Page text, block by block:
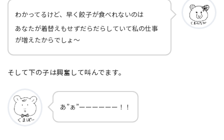
わかってるけど、早く餃子が食べれないのは
あなたが着替えもせずだらだらしていて私の仕事
が増えたからでしょ〜
そして下の子は興奮して叫んでます。
あ”ぁ”ーーーーーー！！